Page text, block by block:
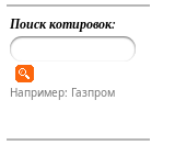
Поиск котировок:
Например: Газпром